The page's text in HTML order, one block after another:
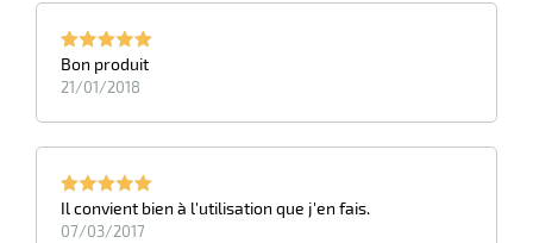
Bon produit
21/01/2018
Il convient bien à l'utilisation que j'en fais.
07/03/2017